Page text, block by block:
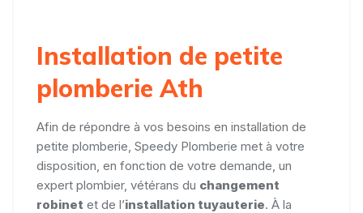
Installation de petite
plomberie Ath
Afin de répondre à vos besoins en installation de
petite plomberie, Speedy Plomberie met à votre
disposition, en fonction de votre demande, un
expert plombier, vétérans du changement
robinet et de l’installation tuyauterie. À la